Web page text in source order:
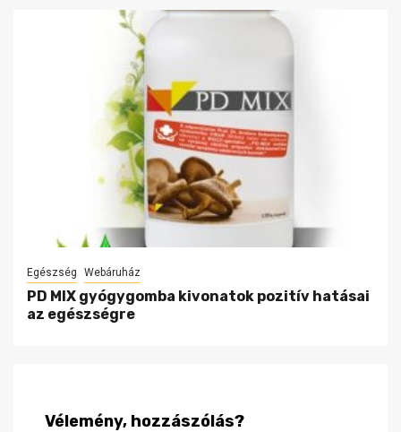
Egészség Webáruház
PD MIX gyógygomba kivonatok pozitív hatásai
az egészségre
Vélemény, hozzászólás?